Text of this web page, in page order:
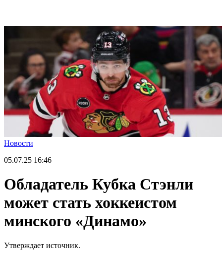
Новости
05.07.25 16:46
Обладатель Кубка Стэнли
может стать хоккеистом
минского «Динамо»
Утверждает источник.